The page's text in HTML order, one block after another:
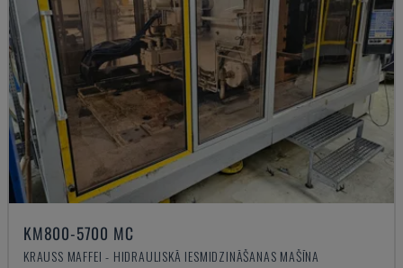
KM800-5700 MC
KRAUSS MAFFEI - HIDRAULISKĀ IESMIDZINĀŠANAS MAŠĪNA